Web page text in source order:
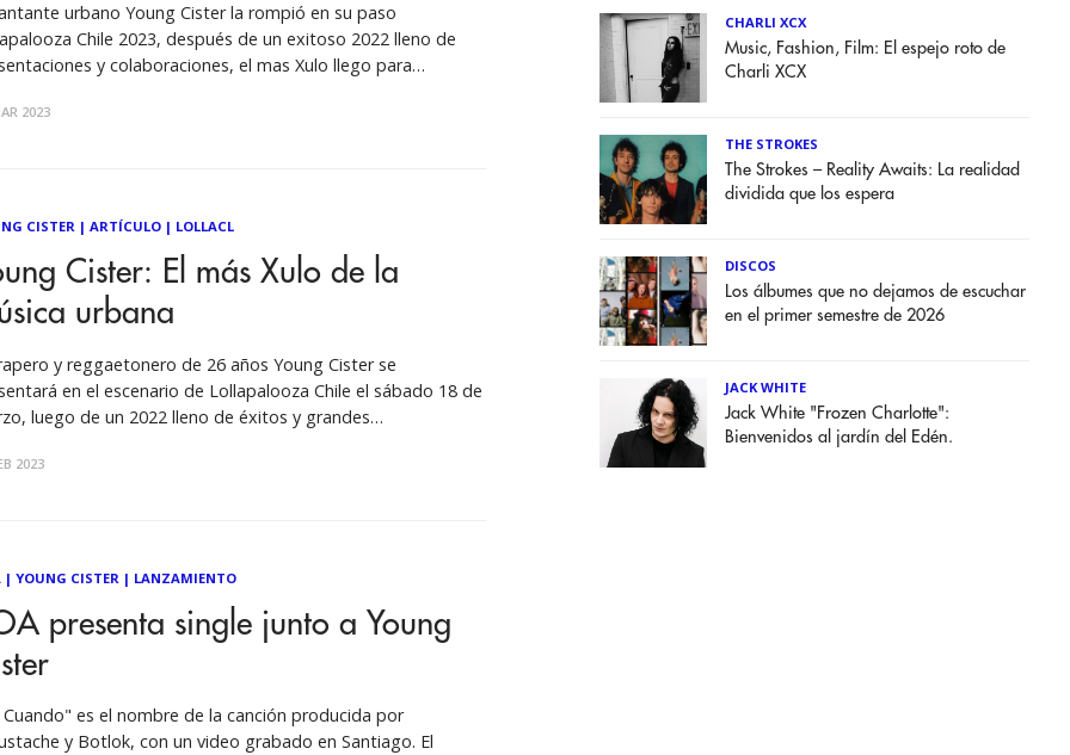
urbano Young Cister la rompió en su paso
Chile 2023, después de un exitoso 2022 lleno de
y colaboraciones, el mas Xulo llego para
Celis A Foto por Daniela Toledo A Esteban Cisternas o
2023
CISTER| ARTÍCULO| LOLLACL
Cister: El más Xulo de la
urbana
y reggaetonero de 26 años Young Cister se
en el escenario de Lollapalooza Chile el sábado 18 de
luego de un 2022 lleno de éxitos y grandes
como Young Cister, se presentará en una nueva
2023
| YOUNG CISTER | LANZAMIENTO
presenta single junto a Young
Cuando" es el nombre de la canción producida por
y Botlok, con un video grabado en Santiago. El
CHARLI XCX
Music, Fashion, Film: El espejo roto de
Charli XCX
THE STROKES
The Strokes – Reality Awaits: La realidad
dividida que los espera
DISCOS
Los álbumes que no dejamos de escuchar
en el primer semestre de 2026
JACK WHITE
Jack White "Frozen Charlotte":
Bienvenidos al jardín del Edén.